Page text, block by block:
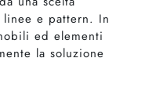
e pattern. In
ed elementi
la soluzione